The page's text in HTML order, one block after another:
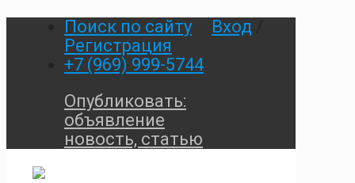
Поиск по сайту Вход
Регистрация
+7 (969) 999-5744
Опубликовать:
объявление
новость, статью